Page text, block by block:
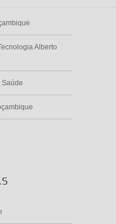
Alberto
Saúde